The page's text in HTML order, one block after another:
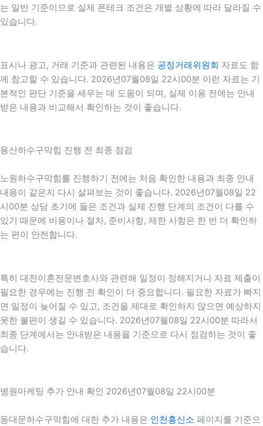
는 일반 기준이므로 실제 폰테크 조건은 개별 상황에 따라 달라질 수
있습니다.
표시나 광고, 거래 기준과 관련된 내용은 공정거래위원회 자료도 함
께 참고할 수 있습니다. 2026년07월08일 22시00분 이런 자료는 기
본적인 판단 기준을 세우는 데 도움이 되며, 실제 이용 전에는 안내
받은 내용과 비교해서 확인하는 것이 좋습니다.
용산하수구막힘 진행 전 최종 점검
노원하수구막힘를 진행하기 전에는 처음 확인한 내용과 최종 안내
내용이 같은지 다시 살펴보는 것이 좋습니다. 2026년07월08일 22
시00분 상담 초기에 들은 조건과 실제 진행 단계의 조건이 다를 수
있기 때문에 비용이나 절차, 준비사항, 제한 사항은 한 번 더 확인하
는 편이 안전합니다.
특히 대전이혼전문변호사와 관련해 일정이 정해지거나 자료 제출이
필요한 경우에는 진행 전 확인이 더 중요합니다. 필요한 자료가 빠지
면 일정이 늦어질 수 있고, 조건을 제대로 확인하지 않으면 예상하지
못한 불편이 생길 수 있습니다. 2026년07월08일 22시00분 따라서
최종 단계에서는 안내받은 내용을 기준으로 다시 점검하는 것이 좋
습니다.
병원마케팅 추가 안내 확인 2026년07월08일 22시00분
동대문하수구막힘에 대한 추가 내용은 인천흥신소 페이지를 기준으